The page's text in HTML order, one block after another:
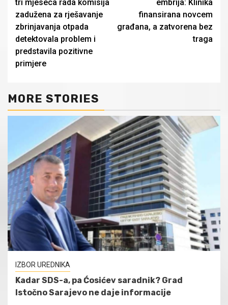
tri mjeseca rada komisija
zadužena za rješavanje
zbrinjavanja otpada
detektovala problem i
predstavila pozitivne
primjere
embrija: Klinika
finansirana novcem
građana, a zatvorena bez
traga
MORE STORIES
IZBOR UREDNIKA
Kadar SDS-a, pa Ćosićev saradnik? Grad
Istočno Sarajevo ne daje informacije